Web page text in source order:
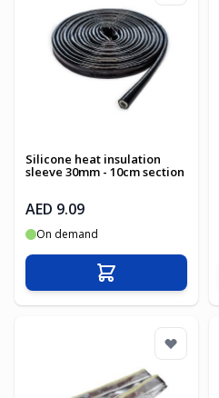
Silicone heat insulation
sleeve 30mm - 10cm section
AED 9.09
On demand
Add to Cart